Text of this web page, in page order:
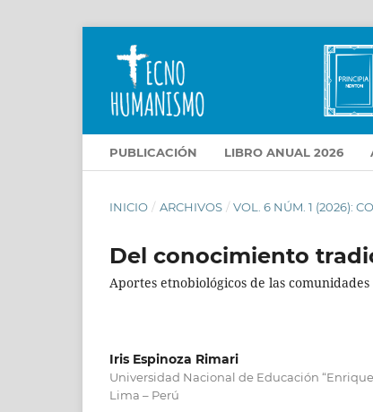
PUBLICACIÓN LIBRO ANUAL 2026
INICIO / ARCHIVOS / VOL. 6 NÚM. 1 (2026):
Del conocimiento
Aportes etnobiológicos de las
Iris Espinoza Rimari
Universidad Nacional de Educación
Lima – Perú